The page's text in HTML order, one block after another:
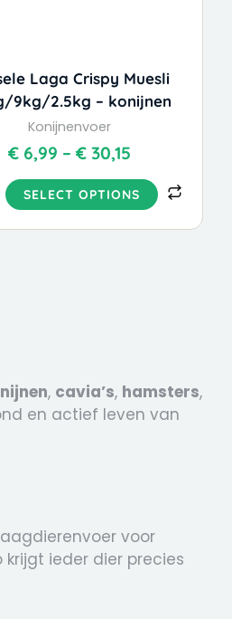
Laga Crispy Muesli
9kg/2.5kg – konijnen
Konijnenvoer
€ 6,99 – € 30,15
SELECT OPTIONS
The
options
may
be
chosen
on
the
product
, cavia’s, hamsters,
en actief leven van
voor
krijgt ieder dier precies